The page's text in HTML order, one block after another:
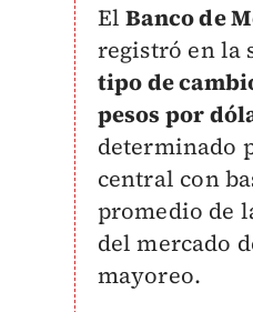
ElBanco de
registró en la
tipo de
pesos por
determinado
central con
promedio de
del mercado
mayoreo.